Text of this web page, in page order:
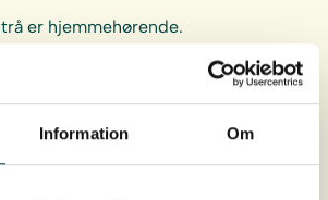
Information Om
er hjemmehørende.
trives og udvikles på bedste vis er
Se plante- og plejevejledning